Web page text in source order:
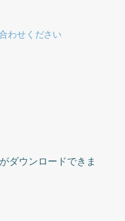
わせください
ダウンロードできま